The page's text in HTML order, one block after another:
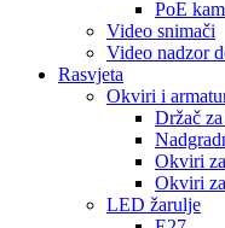
PoE
Video snimači
Video nadzor
Rasvjeta
Okviri i
Držač
Okviri
Okviri
LED žarulje